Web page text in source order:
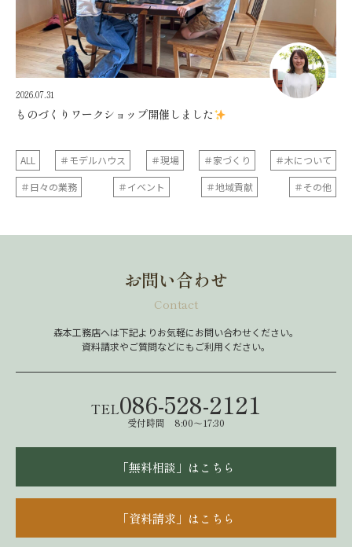
2026.07.31
ものづくりワークショップ開催しました
ALL ＃モデルハウス ＃現場 ＃家づくり
＃木について
＃日々の業務
＃イベント ＃地域貢献 ＃その他
お問い合わせ
Contact
森本工務店へは下記よりお気軽にお問い合わせください。
資料請求やご質問などにもご利用ください。
TEL086-528-2121
受付時間 8:00～17:30
「無料相談」はこちら
「資料請求」はこちら